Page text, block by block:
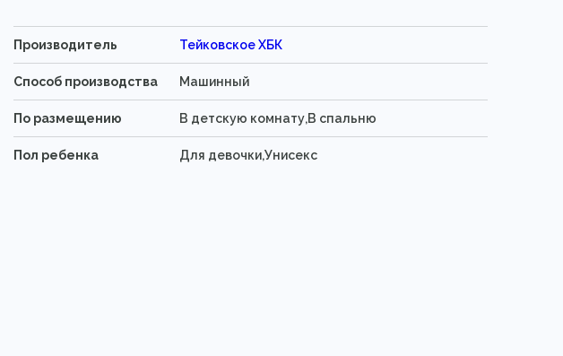
Производитель Тейковское ХБК
Способ производства Машинный
По размещению В детскую комнату,В спальню
Пол ребенка Для девочки,Унисекс